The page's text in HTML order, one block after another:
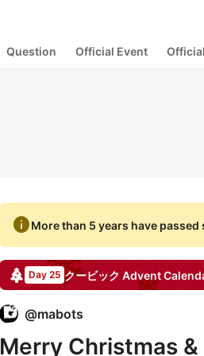
Question Official Event
infoMore than 5 years have passed
Day 25 クービック Advent
@mabots
Merry Christmas